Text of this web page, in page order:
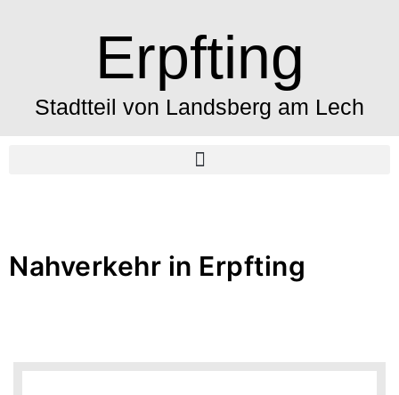
Erpfting
Stadtteil von Landsberg am Lech
Nahverkehr in Erpfting